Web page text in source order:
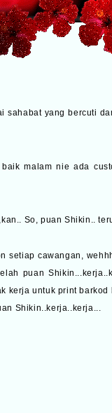
yang bercuti
malam nie ada
So, puan Shikin..
setiap cawangan,
puan
kerja untuk print
Shikin..kerja..kerja...